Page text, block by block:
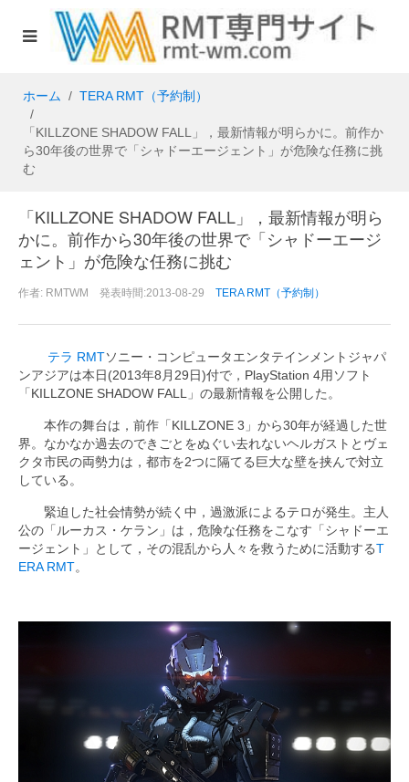
ホーム TERA RMT（予約制）
「KILLZONE SHADOW FALL」，最新情報が明らかに。前作か
ら30年後の世界で「シャドーエージェント」が危険な任務に挑
む
「KILLZONE SHADOW FALL」，最新情報が明ら
かに。前作から30年後の世界で「シャドーエージ
ェント」が危険な任務に挑む
作者: RMTWM 発表時間:2013-08-29 TERA RMT（予約制）
テラ RMTソニー・コンピュータエンタテインメントジャパ
ンアジアは本日(2013年8月29日)付で，PlayStation 4用ソフト
「KILLZONE SHADOW FALL」の最新情報を公開した。
本作の舞台は，前作「KILLZONE 3」から30年が経過した世
界。なかなか過去のできごとをぬぐい去れないヘルガストとヴェ
クタ市民の両勢力は，都市を2つに隔てる巨大な壁を挟んで対立
している。
緊迫した社会情勢が続く中，過激派によるテロが発生。主人
公の「ルーカス・ケラン」は，危険な任務をこなす「シャドーエ
ージェント」として，その混乱から人々を救うために活動するT
ERA RMT。